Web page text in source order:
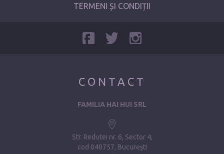
TERMENI ȘI CONDIȚII
CONTACT
FAMILIA HAI HUI SRL
Str. Redutei nr. 6, Sector 4
cod 040757, București